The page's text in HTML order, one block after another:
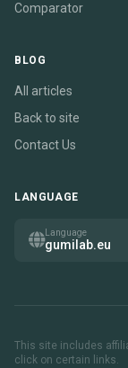
Comparator
BLOG
All articles
Back to site
Contact Us
LANGUAGE
Language
gumilab.eu
This site includes
click on certain links.